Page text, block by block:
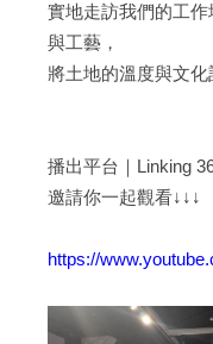
實地走訪我們的工
與工藝，
將土地的溫度與文化
播出平台｜Linking
邀請你一起觀看↓↓↓
https://